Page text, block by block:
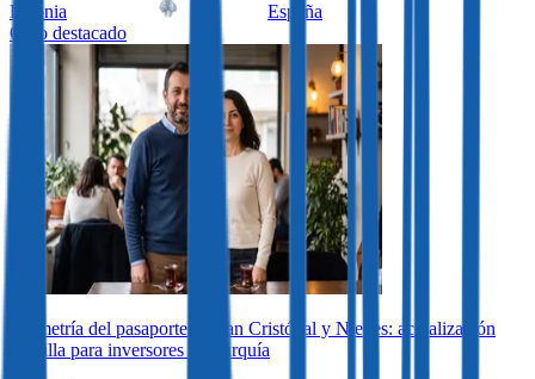
Letonia
España
Caso destacado
Biometría del pasaporte de San Cristóbal y Nieves: actualización
sencilla para inversores de Turquía